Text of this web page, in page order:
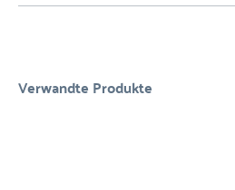
Verwandte Produkte